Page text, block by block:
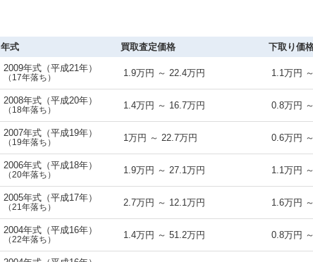
年式 買取査定価格 下取り価
2009年式（平成21年）
（17年落ち） 1.9万円 ～ 22.4万円 1.1万円
2008年式（平成20年）
（18年落ち） 1.4万円 ～ 16.7万円 0.8万円
2007年式（平成19年）
（19年落ち） 1万円 ～ 22.7万円 0.6万円
2006年式（平成18年）
（20年落ち） 1.9万円 ～ 27.1万円 1.1万円
2005年式（平成17年）
（21年落ち） 2.7万円 ～ 12.1万円 1.6万円
2004年式（平成16年）
（22年落ち） 1.4万円 ～ 51.2万円 0.8万円